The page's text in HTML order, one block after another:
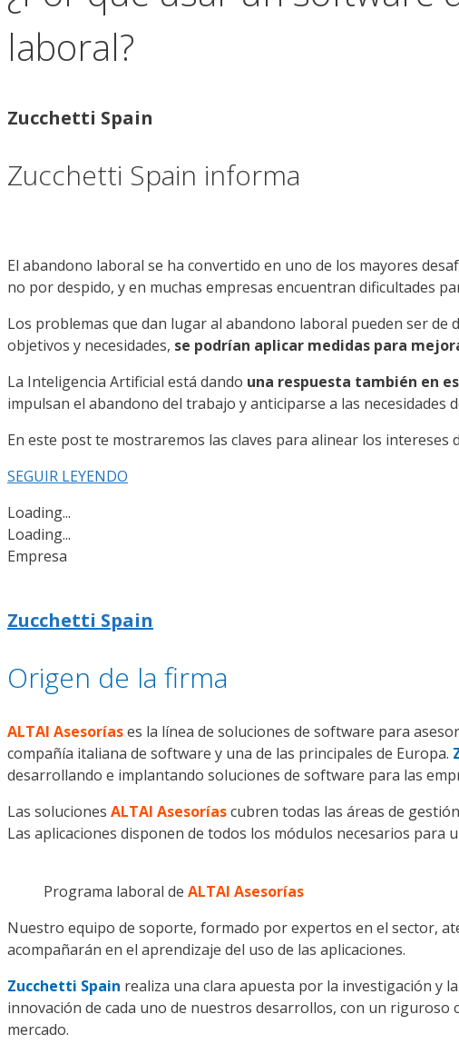
laboral?
Zucchetti Spain
Zucchetti Spain informa
El abandono laboral se ha convertido en uno de los mayores
no por despido, y en muchas empresas encuentran dificultades
Los problemas que dan lugar al abandono laboral pueden ser
objetivos y necesidades, se podrían aplicar medidas para
La Inteligencia Artificial está dando una respuesta también en
impulsan el abandono del trabajo y anticiparse a las necesidades
En este post te mostraremos las claves para alinear los intereses
SEGUIR LEYENDO
Loading...
Loading...
Empresa
Zucchetti Spain
Origen de la firma
ALTAI Asesoríases la línea de soluciones de software para
compañía italiana de software y una de las principales de Europa.
desarrollando e implantando soluciones de software para las
Las soluciones ALTAI Asesoríascubren todas las áreas de
Las aplicaciones disponen de todos los módulos necesarios
Programa laboral de ALTAI Asesorías
Nuestro equipo de soporte, formado por expertos en el sector,
acompañarán en el aprendizaje del uso de las aplicaciones.
Zucchetti Spain realiza una clara apuesta por la investigación y
innovación de cada uno de nuestros desarrollos, con un
mercado.